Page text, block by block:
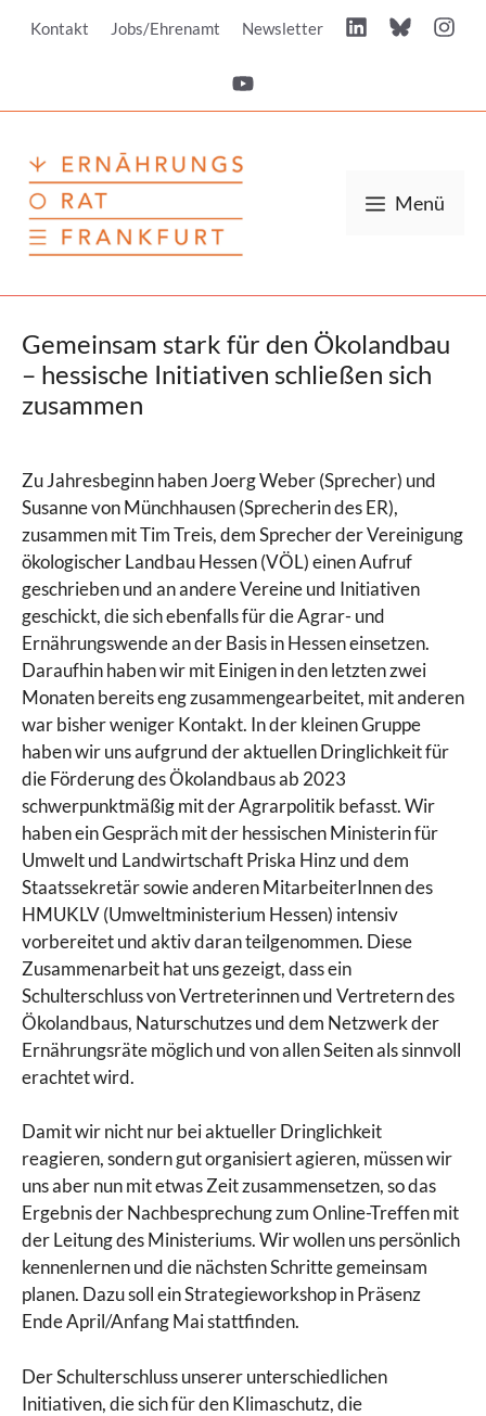
InhaltKontakt Jobs/Ehrenamt Newsletter
Menü
Gemeinsam stark für den Ökolandbau
– hessische Initiativen schließen sich
zusammen
Zu Jahresbeginn haben Joerg Weber (Sprecher) und
Susanne von Münchhausen (Sprecherin des ER),
zusammen mit Tim Treis, dem Sprecher der Vereinigung
ökologischer Landbau Hessen (VÖL) einen Aufruf
geschrieben und an andere Vereine und Initiativen
geschickt, die sich ebenfalls für die Agrar- und
Ernährungswende an der Basis in Hessen einsetzen.
Daraufhin haben wir mit Einigen in den letzten zwei
Monaten bereits eng zusammengearbeitet, mit anderen
war bisher weniger Kontakt. In der kleinen Gruppe
haben wir uns aufgrund der aktuellen Dringlichkeit für
die Förderung des Ökolandbaus ab 2023
schwerpunktmäßig mit der Agrarpolitik befasst. Wir
haben ein Gespräch mit der hessischen Ministerin für
Umwelt und Landwirtschaft Priska Hinz und dem
Staatssekretär sowie anderen MitarbeiterInnen des
HMUKLV (Umweltministerium Hessen) intensiv
vorbereitet und aktiv daran teilgenommen. Diese
Zusammenarbeit hat uns gezeigt, dass ein
Schulterschluss von Vertreterinnen und Vertretern des
Ökolandbaus, Naturschutzes und dem Netzwerk der
Ernährungsräte möglich und von allen Seiten als sinnvoll
erachtet wird.
Damit wir nicht nur bei aktueller Dringlichkeit
reagieren, sondern gut organisiert agieren, müssen wir
uns aber nun mit etwas Zeit zusammensetzen, so das
Ergebnis der Nachbesprechung zum Online-Treffen mit
der Leitung des Ministeriums. Wir wollen uns persönlich
kennenlernen und die nächsten Schritte gemeinsam
planen. Dazu soll ein Strategieworkshop in Präsenz
Ende April/Anfang Mai stattfinden.
Der Schulterschluss unserer unterschiedlichen
Initiativen, die sich für den Klimaschutz, die